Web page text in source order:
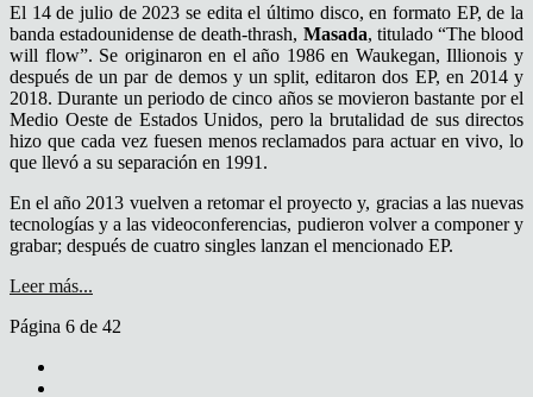
El 14 de julio de 2023 se edita el último disco, en formato EP, de la
banda estadounidense de death-thrash, Masada, titulado “The blood
will flow”. Se originaron en el año 1986 en Waukegan, Illionois y
después de un par de demos y un split, editaron dos EP, en 2014 y
2018. Durante un periodo de cinco años se movieron bastante por el
Medio Oeste de Estados Unidos, pero la brutalidad de sus directos
hizo que cada vez fuesen menos reclamados para actuar en vivo, lo
que llevó a su separación en 1991.
En el año 2013 vuelven a retomar el proyecto y, gracias a las nuevas
tecnologías y a las videoconferencias, pudieron volver a componer y
grabar; después de cuatro singles lanzan el mencionado EP.
Leer más...
Página 6 de 42